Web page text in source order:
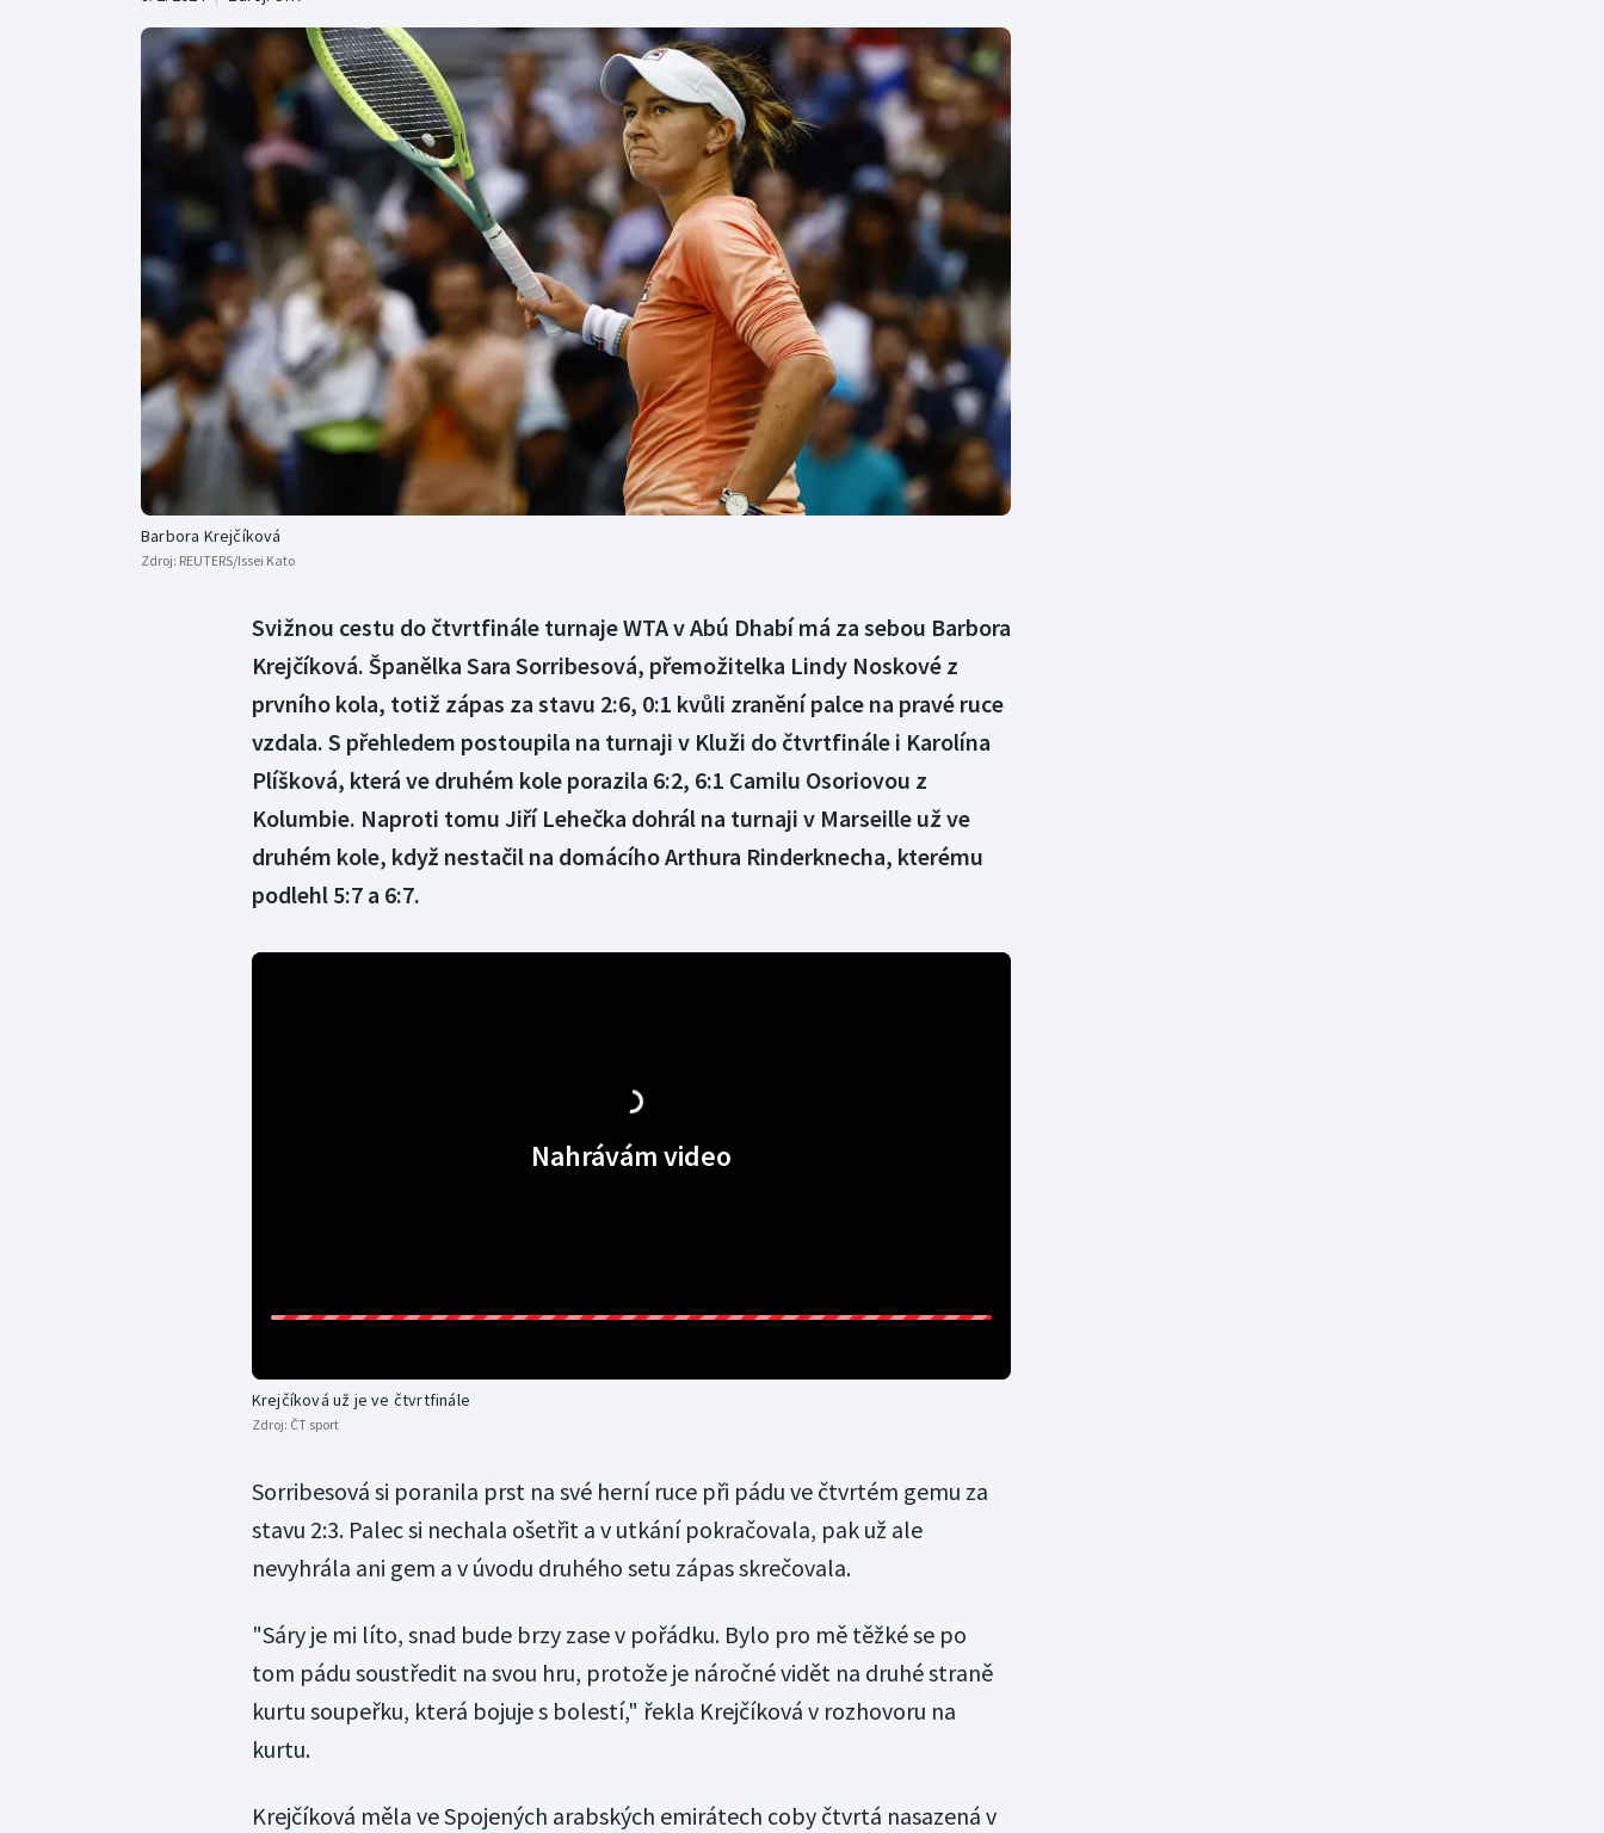
Dostihy
Florbal
Futsal
Golf
Gymnastika
Motorsport
Olympijské hry
Parasport
Plavání
Plážový volejbal
Veslování
Vodní slalom
Volejbal
Ostatní
Barbora Krejčíková
Zdroj: REUTERS/Issei Kato
Svižnou cestu do čtvrtfinále turnaje WTA v Abú Dhabí má za sebou Barbora
Krejčíková. Španělka Sara Sorribesová, přemožitelka Lindy Noskové z
prvního kola, totiž zápas za stavu 2:6, 0:1 kvůli zranění palce na pravé ruce
vzdala. S přehledem postoupila na turnaji v Kluži do čtvrtfinále i Karolína
Plíšková, která ve druhém kole porazila 6:2, 6:1 Camilu Osoriovou z
Kolumbie. Naproti tomu Jiří Lehečka dohrál na turnaji v Marseille už ve
druhém kole, když nestačil na domácího Arthura Rinderknecha, kterému
podlehl 5:7 a 6:7.
Nahrávám video
Krejčíková už je ve čtvrtfinále
Zdroj: ČT sport
Sorribesová si poranila prst na své herní ruce při pádu ve čtvrtém gemu za
stavu 2:3. Palec si nechala ošetřit a v utkání pokračovala, pak už ale
nevyhrála ani gem a v úvodu druhého setu zápas skrečovala.
"Sáry je mi líto, snad bude brzy zase v pořádku. Bylo pro mě těžké se po
tom pádu soustředit na svou hru, protože je náročné vidět na druhé straně
kurtu soupeřku, která bojuje s bolestí," řekla Krejčíková v rozhovoru na
kurtu.
Krejčíková měla ve Spojených arabských emirátech coby čtvrtá nasazená v